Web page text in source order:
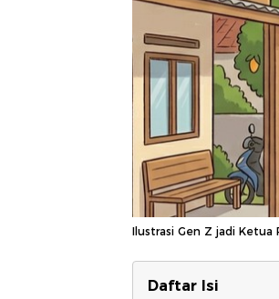
Ilustrasi Gen Z jadi Ketua
Daftar Isi